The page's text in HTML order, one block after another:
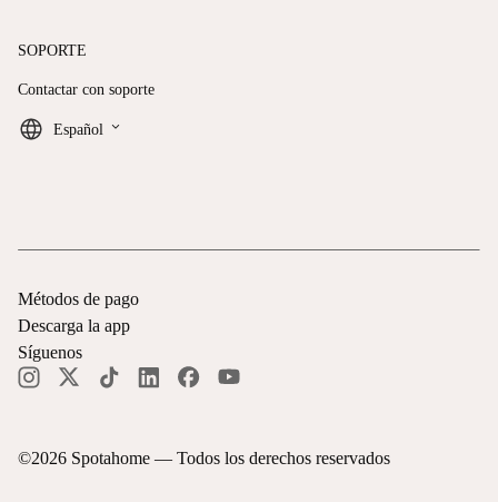
SOPORTE
Contactar con soporte
Español keyboard_arrow_down
©2026 Spotahome — Todos los derechos reservados
Métodos de pago
Descarga la app
Síguenos